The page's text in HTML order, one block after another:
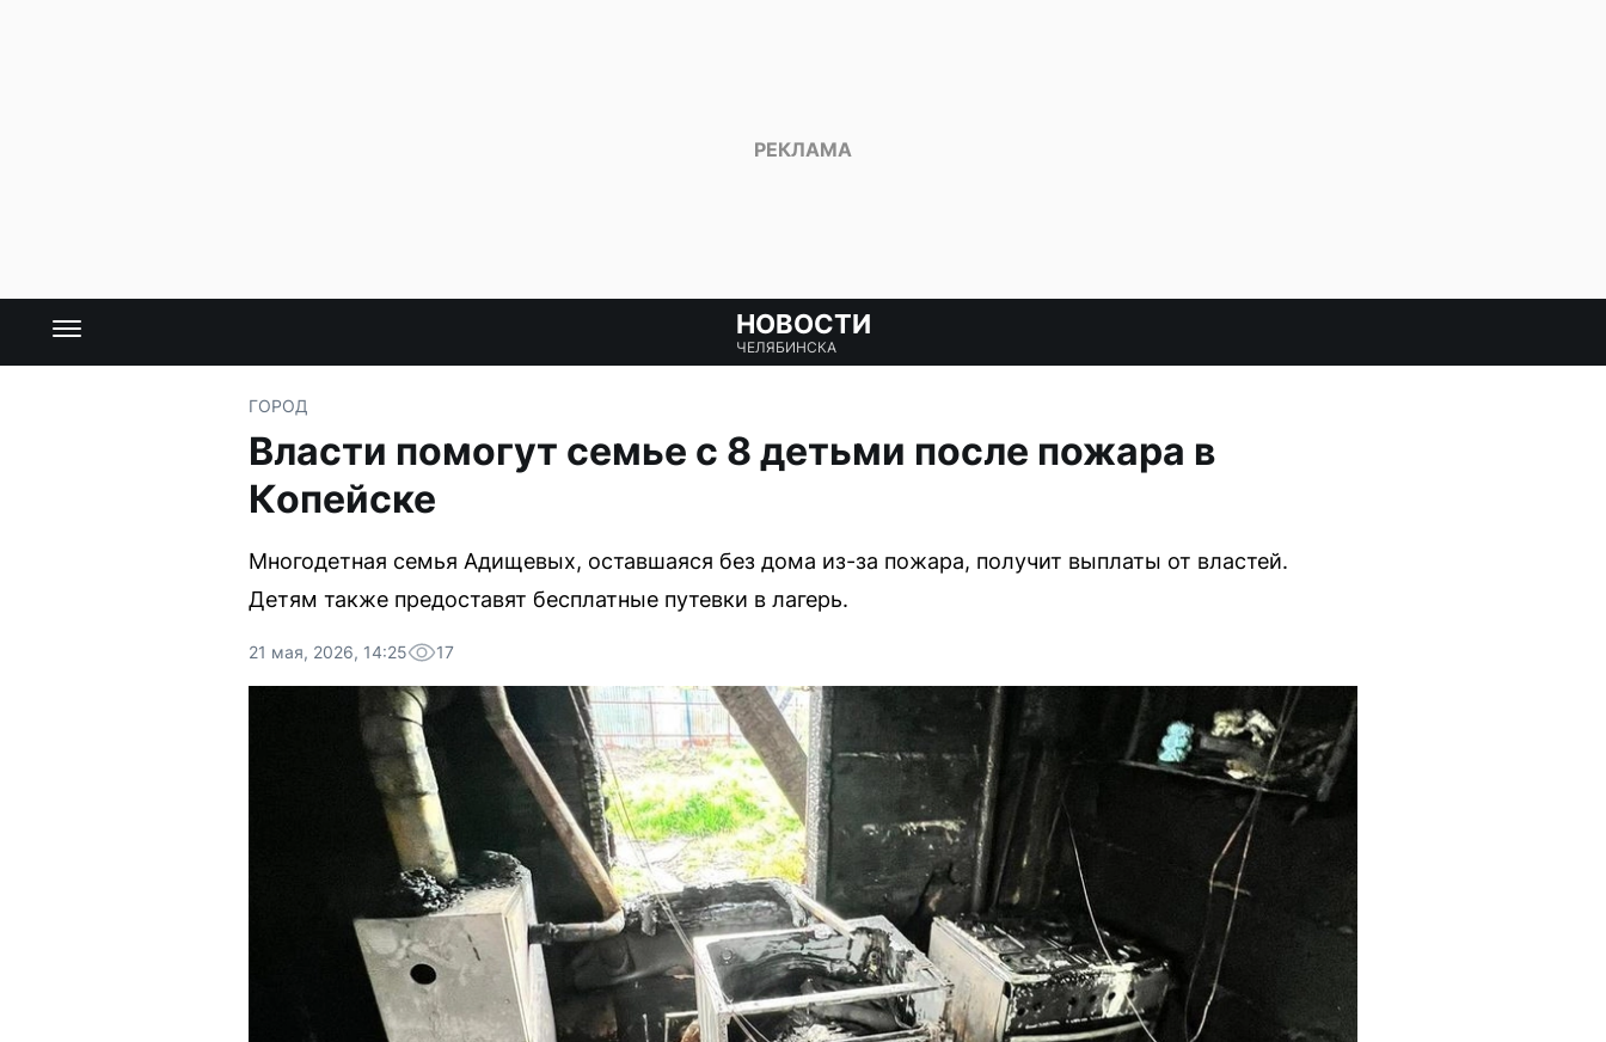
НОВОСТИ
ЧЕЛЯБИНСКА
ГОРОД
Власти помогут семье с 8 детьми после пожара в
Копейске
Многодетная семья Адищевых, оставшаяся без дома из-за пожара, получит выплаты от властей.
Детям также предоставят бесплатные путевки в лагерь.
21 мая, 2026, 14:25 17